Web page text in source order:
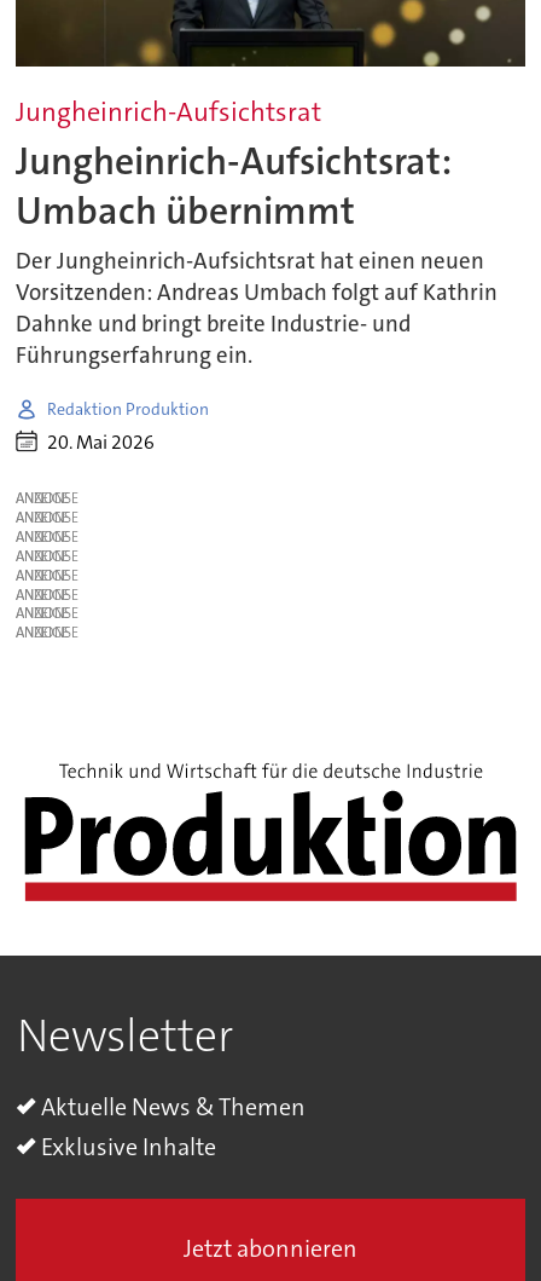
Jungheinrich-Aufsichtsrat
Jungheinrich-Aufsichtsrat:
Umbach übernimmt
Der Jungheinrich-Aufsichtsrat hat einen neuen
Vorsitzenden: Andreas Umbach folgt auf Kathrin
Dahnke und bringt breite Industrie- und
Führungserfahrung ein.
Redaktion Produktion
20. Mai 2026
ANZEIGE
ANZEIGE
ANZEIGE
ANZEIGE
ANZEIGE
ANZEIGE
ANZEIGE
ANZEIGE
Newsletter
Aktuelle News & Themen
Exklusive Inhalte
Jetzt abonnieren